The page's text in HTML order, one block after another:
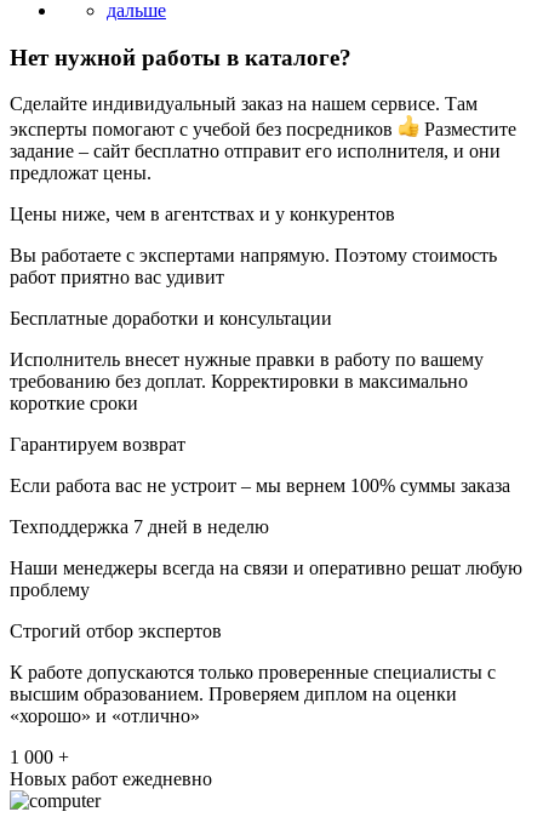
Нет нужной работы в каталоге?
Сделайте индивидуальный заказ на нашем сервисе. Там
эксперты помогают с учебой без посредников
Разместите
задание – сайт бесплатно отправит его исполнителя, и они
предложат цены.
Цены ниже, чем в агентствах и у конкурентов
Вы работаете с экспертами напрямую. Поэтому стоимость
работ приятно вас удивит
Бесплатные доработки и консультации
Исполнитель внесет нужные правки в работу по вашему
требованию без доплат. Корректировки в максимально
короткие сроки
Гарантируем возврат
Если работа вас не устроит – мы вернем 100% суммы заказа
Техподдержка 7 дней в неделю
Наши менеджеры всегда на связи и оперативно решат любую
проблему
Строгий отбор экспертов
К работе допускаются только проверенные специалисты с
высшим образованием. Проверяем диплом на оценки
«хорошо» и «отлично»
1 000 +
Новых работ ежедневно